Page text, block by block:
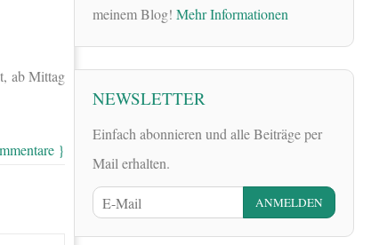
ab Mittag
}
meinem Blog! Mehr Informationen
NEWSLETTER
Einfach abonnieren und alle Beiträge per
Mail erhalten.